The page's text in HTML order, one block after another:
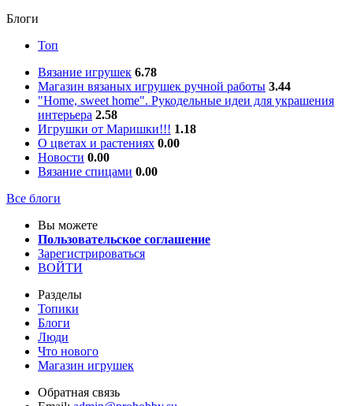
Блоги
Топ
Вязание игрушек 6.78
Магазин вязаных игрушек ручной работы 3.44
"Home, sweet home". Рукодельные идеи для украшения
интерьера 2.58
Игрушки от Маришки!!! 1.18
О цветах и растениях 0.00
Новости 0.00
Вязание спицами 0.00
Все блоги
Вы можете
Пользовательское соглашение
Зарегистрироваться
ВОЙТИ
Разделы
Топики
Блоги
Люди
Что нового
Магазин игрушек
Обратная связь